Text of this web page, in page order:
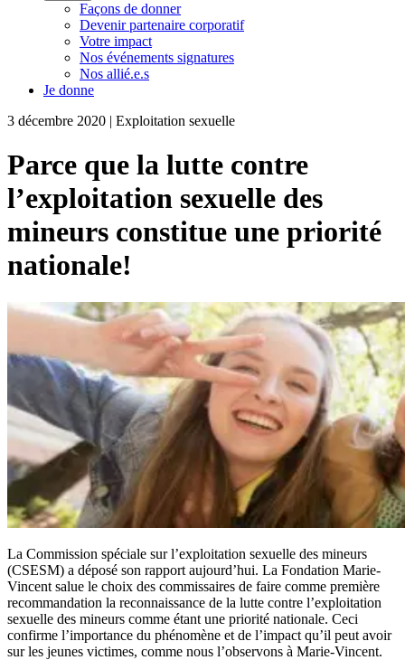
Façons de donner
Devenir partenaire corporatif
Votre impact
Nos événements signatures
Nos allié.e.s
Je donne
3 décembre 2020 | Exploitation sexuelle
Parce que la lutte contre
l’exploitation sexuelle des
mineurs constitue une priorité
nationale!
La Commission spéciale sur l’exploitation sexuelle des mineurs
(CSESM) a déposé son rapport aujourd’hui. La Fondation Marie-
Vincent salue le choix des commissaires de faire comme première
recommandation la reconnaissance de la lutte contre l’exploitation
sexuelle des mineurs comme étant une priorité nationale. Ceci
confirme l’importance du phénomène et de l’impact qu’il peut avoir
sur les jeunes victimes, comme nous l’observons à Marie-Vincent.